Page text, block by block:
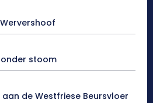
onder stoom
de Westfriese Beursvloer